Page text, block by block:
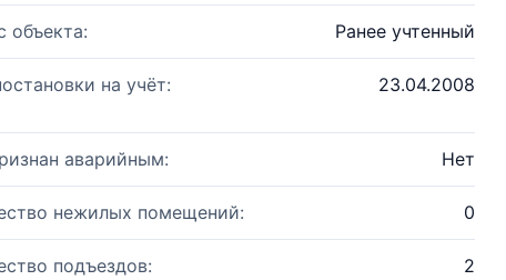
объекта: Ранее учтенный
на учёт: 23.04.2008
аварийным: Нет
нежилых помещений: 0
подъездов: 2